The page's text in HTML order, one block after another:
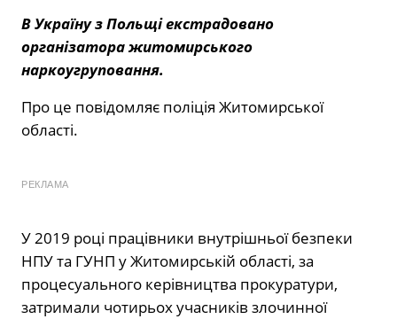
В Україну з Польщі екстрадовано
організатора житомирського
наркоугруповання.
Про це повідомляє поліція Житомирської
області.
РЕКЛАМА
У 2019 році працівники внутрішньої безпеки
НПУ та ГУНП у Житомирській області, за
процесуального керівництва прокуратури,
затримали чотирьох учасників злочинної